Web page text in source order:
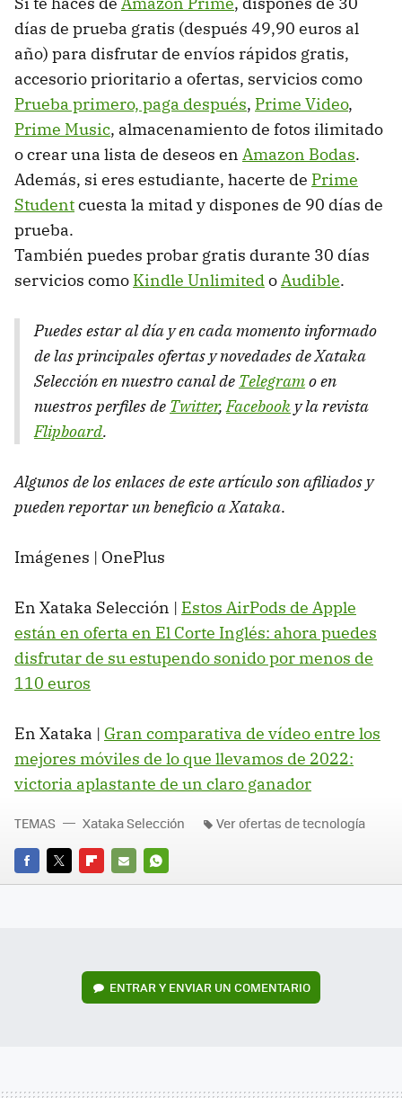
días de prueba gratis (después 49,90 euros al
año) para disfrutar de envíos rápidos gratis,
accesorio prioritario a ofertas, servicios como
Prueba primero, paga después, Prime Video,
Prime Music, almacenamiento de fotos ilimitado
o crear una lista de deseos en Amazon Bodas.
Además, si eres estudiante, hacerte de Prime
Studentcuesta la mitad y dispones de 90 días de
prueba.
También puedes probar gratis durante 30 días
servicios como Kindle UnlimitedoAudible.
Puedes estar al día y en cada momento informado
de las principales ofertas y novedades de Xataka
Selección en nuestro canal de Telegramo en
nuestros perfiles de Twitter,Facebook y la revista
Flipboard.
Algunos de los enlaces de este artículo son afiliados y
pueden reportar un beneficio a Xataka.
Imágenes | OnePlus
En Xataka Selección | Estos AirPods de Apple
están en oferta en El Corte Inglés: ahora puedes
disfrutar de su estupendo sonido por menos de
110 euros
En Xataka | Gran comparativa de vídeo entre los
mejores móviles de lo que llevamos de 2022:
victoria aplastante de un claro ganador
FACEBOOK
TWITTERFLIPBOARD
E-
WHATSAPP
TEMAS Xataka Selección Ver ofertas de tecnología
ENTRAR Y ENVIAR UN COMENTARIO